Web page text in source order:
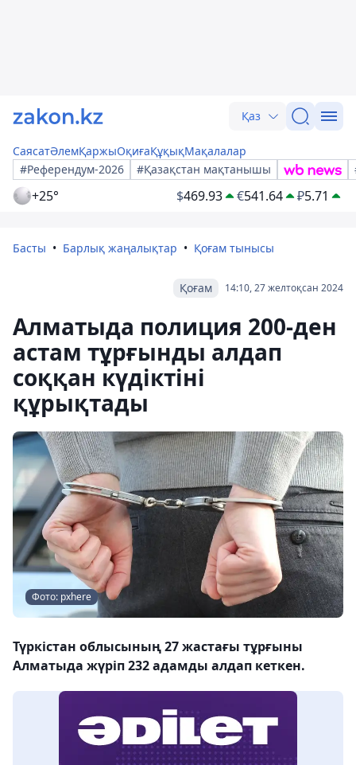
Қаз
СаясатӘлемҚаржыОқиғаҚұқықМақалалар
#Референдум-2026
#Қазақстан мақтанышы
+25° $469.93 €541.64 ₽5.71
Басты Барлық жаңалықтар Қоғам тынысы
14:10, 27 желтоқсан 2024
Қоғам
Алматыда полиция 200-ден
астам тұрғынды алдап
соққан күдіктіні
құрықтады
Фото: pxhere
Түркістан облысының 27 жастағы тұрғыны
Алматыда жүріп 232 адамды алдап кеткен.